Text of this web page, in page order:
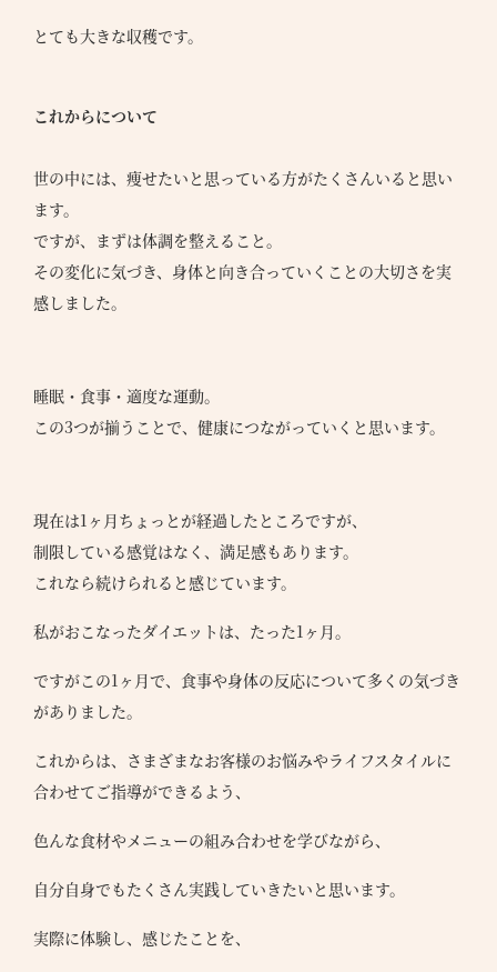
とても大きな収穫です。
これからについて
世の中には、痩せたいと思っている方がたくさんいると思い
ます。
ですが、まずは体調を整えること。
その変化に気づき、身体と向き合っていくことの大切さを実
感しました。
睡眠・食事・適度な運動。
この3つが揃うことで、健康につながっていくと思います。
現在は1ヶ月ちょっとが経過したところですが、
制限している感覚はなく、満足感もあります。
これなら続けられると感じています。
私がおこなったダイエットは、たった1ヶ月。
ですがこの1ヶ月で、食事や身体の反応について多くの気づき
がありました。
これからは、さまざまなお客様のお悩みやライフスタイルに
合わせてご指導ができるよう、
色んな食材やメニューの組み合わせを学びながら、
自分自身でもたくさん実践していきたいと思います。
実際に体験し、感じたことを、